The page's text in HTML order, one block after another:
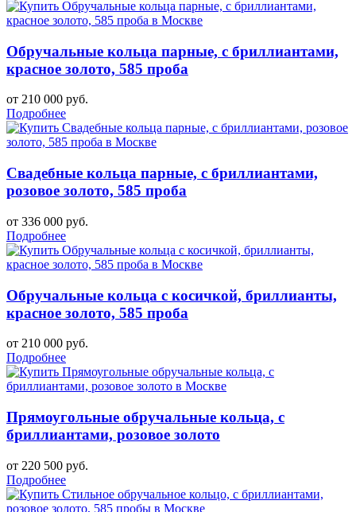
Обручальные кольца парные, с бриллиантами,
красное золото, 585 проба
от 210 000 руб.
Подробнее
Свадебные кольца парные, с бриллиантами,
розовое золото, 585 проба
от 336 000 руб.
Подробнее
Обручальные кольца с косичкой, бриллианты,
красное золото, 585 проба
от 210 000 руб.
Подробнее
Прямоугольные обручальные кольца, с
бриллиантами, розовое золото
от 220 500 руб.
Подробнее